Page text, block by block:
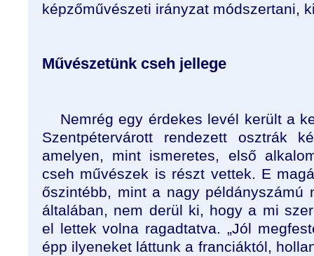
képzőművészeti irányzat módszertani,
Művészetünk cseh jellege
Nemrég egy érdekes levél került a
Szentpétervárott rendezett osztrák
amelyen, mint ismeretes, első
cseh művészek is részt vettek. E
őszintébb, mint a nagy példányszámú
általában, nem derül ki, hogy a mi
el lettek volna ragadtatva. „Jól
épp ilyeneket láttunk a franciáktól,